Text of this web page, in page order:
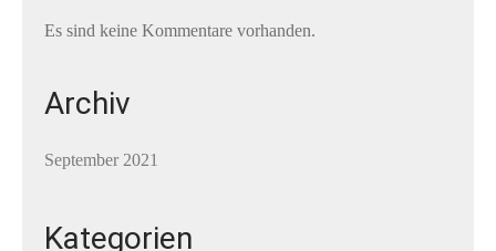
Es sind keine Kommentare vorhanden.
Archiv
September 2021
Kategorien